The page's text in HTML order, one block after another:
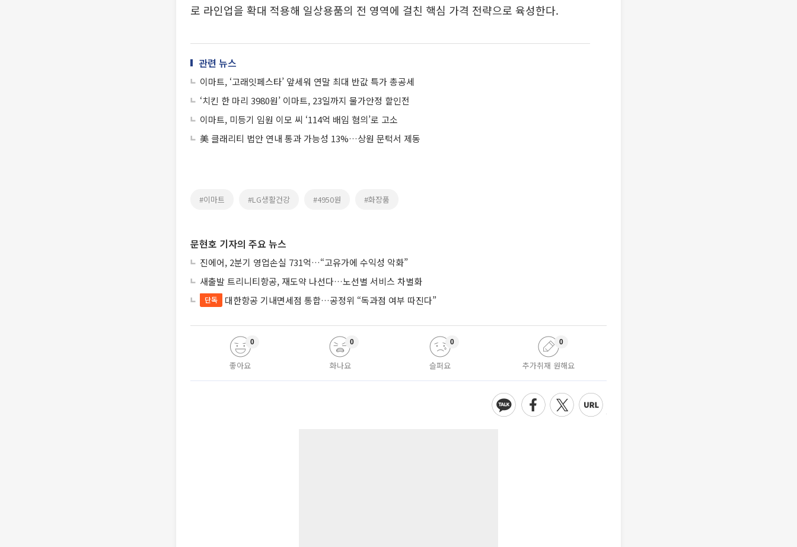
로 라인업을 확대 적용해 일상용품의 전 영역에 걸친 핵심 가격 전략으로 육성한다.
관련 뉴스
이마트, ‘고래잇페스타’ 앞세워 연말 최대 반값 특가 총공세
‘치킨 한 마리 3980원’ 이마트, 23일까지 물가안정 할인전
이마트, 미등기 임원 이모 씨 ‘114억 배임 혐의’로 고소
美 클래리티 법안 연내 통과 가능성 13%…상원 문턱서 제동
#이마트 #LG생활건강 #4950원 #화장품
문현호 기자의 주요 뉴스
진에어, 2분기 영업손실 731억…“고유가에 수익성 악화”
새출발 트리니티항공, 재도약 나선다…노선별 서비스 차별화
단독 대한항공 기내면세점 통합…공정위 “독과점 여부 따진다”
좋아요
0
화나요
0
슬퍼요
0
추가취재 원해요
0